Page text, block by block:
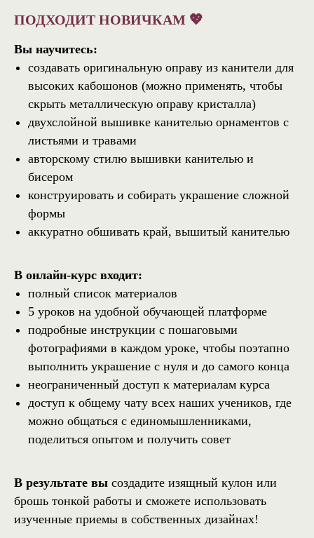
ПОДХОДИТ НОВИЧКАМ 💖
Вы научитесь:
создавать оригинальную оправу из канители для
высоких кабошонов (можно применять, чтобы
скрыть металлическую оправу кристалла)
двухслойной вышивке канителью орнаментов с
листьями и травами
авторскому стилю вышивки канителью и
бисером
конструировать и собирать украшение сложной
формы
аккуратно обшивать край, вышитый канителью
В онлайн-курс входит:
полный список материалов
5 уроков на удобной обучающей платформе
подробные инструкции с пошаговыми
фотографиями в каждом уроке, чтобы поэтапно
выполнить украшение с нуля и до самого конца
неограниченный доступ к материалам курса
доступ к общему чату всех наших учеников, где
можно общаться с единомышленниками,
поделиться опытом и получить совет
В результате вы создадите изящный кулон или
брошь тонкой работы и сможете использовать
изученные приемы в собственных дизайнах!